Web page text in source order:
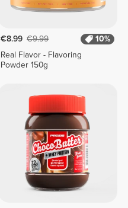
€8.99 €9.99
10%
Real Flavor - Flavoring
Powder 150g